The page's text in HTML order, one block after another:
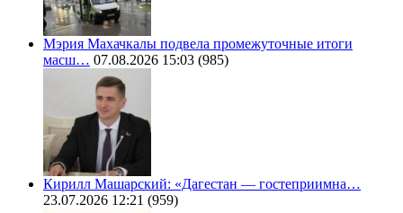
Мэрия Махачкалы подвела промежуточные итоги
масш… 07.08.2026 15:03 (985)
Кирилл Машарский: «Дагестан — гостеприимна…
23.07.2026 12:21 (959)